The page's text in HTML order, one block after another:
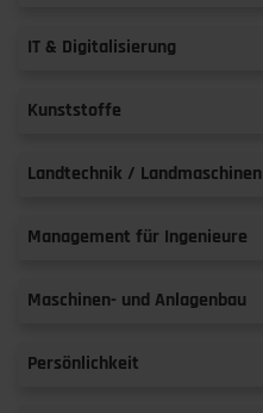
IT & Digitalisierung
Kunststoffe
Landtechnik / Landmaschinen
Management für Ingenieure
Maschinen- und Anlagenbau
Persönlichkeit